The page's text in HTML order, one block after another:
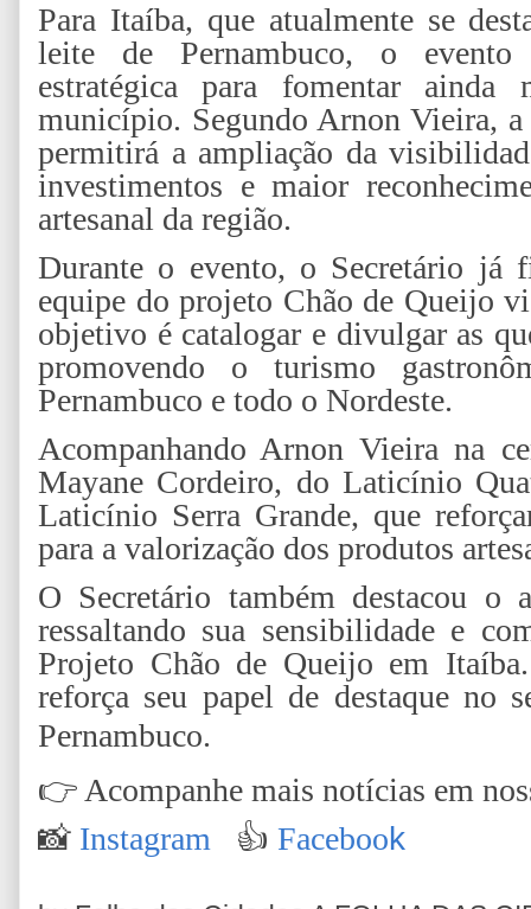
Para Itaíba, que atualmente se
leite de Pernambuco, o evento
estratégica para fomentar
município. Segundo Arnon Vieira,
permitirá a ampliação da
investimentos e maior
artesanal da região.
Durante o evento, o Secretário já
equipe do projeto Chão de Queijo
objetivo é catalogar e divulgar as
promovendo o turismo
Pernambuco e todo o Nordeste.
Acompanhando Arnon Vieira na
Mayane Cordeiro, do Laticínio
Laticínio Serra Grande, que
para a valorização dos produtos
O Secretário também destacou
ressaltando sua sensibilidade e
Projeto Chão de Queijo em
reforça seu papel de destaque no
Pernambuco.
👉 Acompanhe mais notícias em
📸 Instagram 👍 Facebook